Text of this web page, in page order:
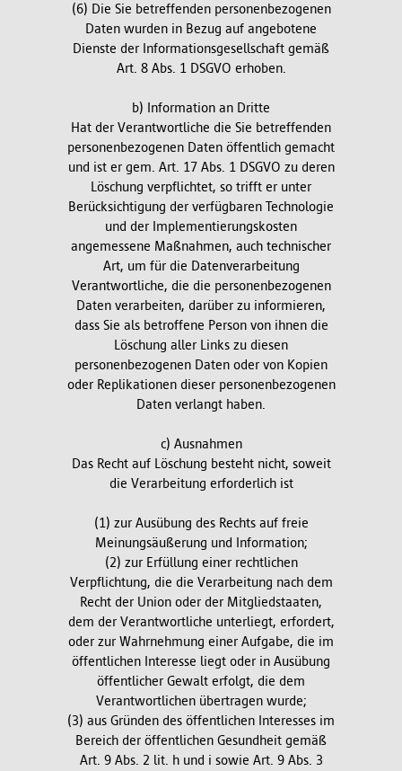
(6) Die Sie betreffenden personenbezogenen
Daten wurden in Bezug auf angebotene
Dienste der Informationsgesellschaft gemäß
Art. 8 Abs. 1 DSGVO erhoben.
b) Information an Dritte
Hat der Verantwortliche die Sie betreffenden
personenbezogenen Daten öffentlich gemacht
und ist er gem. Art. 17 Abs. 1 DSGVO zu deren
Löschung verpflichtet, so trifft er unter
Berücksichtigung der verfügbaren Technologie
und der Implementierungskosten
angemessene Maßnahmen, auch technischer
Art, um für die Datenverarbeitung
Verantwortliche, die die personenbezogenen
Daten verarbeiten, darüber zu informieren,
dass Sie als betroffene Person von ihnen die
Löschung aller Links zu diesen
personenbezogenen Daten oder von Kopien
oder Replikationen dieser personenbezogenen
Daten verlangt haben.
c) Ausnahmen
Das Recht auf Löschung besteht nicht, soweit
die Verarbeitung erforderlich ist
(1) zur Ausübung des Rechts auf freie
Meinungsäußerung und Information;
(2) zur Erfüllung einer rechtlichen
Verpflichtung, die die Verarbeitung nach dem
Recht der Union oder der Mitgliedstaaten,
dem der Verantwortliche unterliegt, erfordert,
oder zur Wahrnehmung einer Aufgabe, die im
öffentlichen Interesse liegt oder in Ausübung
öffentlicher Gewalt erfolgt, die dem
Verantwortlichen übertragen wurde;
(3) aus Gründen des öffentlichen Interesses im
Bereich der öffentlichen Gesundheit gemäß
Art. 9 Abs. 2 lit. h und i sowie Art. 9 Abs. 3